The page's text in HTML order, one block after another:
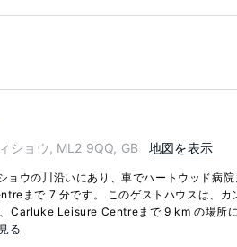
ショウ, ML2 9QQ, GB 地図を表示
ョウの川沿いにあり、車でハートウッド病
まで 7 分です。 このゲストハウスは、カ
Carluke Leisure Centreまで 9 km の場所
る